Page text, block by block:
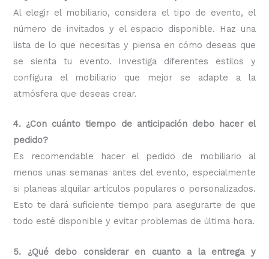
Al elegir el mobiliario, considera el tipo de evento, el
número de invitados y el espacio disponible. Haz una
lista de lo que necesitas y piensa en cómo deseas que
se sienta tu evento. Investiga diferentes estilos y
configura el mobiliario que mejor se adapte a la
atmósfera que deseas crear.
4. ¿Con cuánto tiempo de anticipación debo hacer el
pedido?
Es recomendable hacer el pedido de mobiliario al
menos unas semanas antes del evento, especialmente
si planeas alquilar artículos populares o personalizados.
Esto te dará suficiente tiempo para asegurarte de que
todo esté disponible y evitar problemas de última hora.
5. ¿Qué debo considerar en cuanto a la entrega y